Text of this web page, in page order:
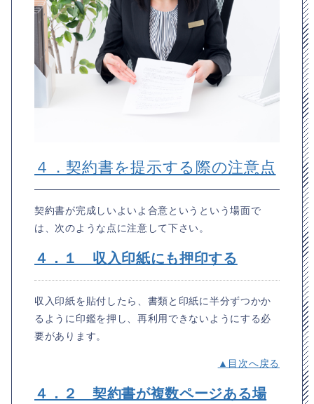
４．契約書を提示する際の注意点
契約書が完成しいよいよ合意というという場面で
は、次のような点に注意して下さい。
４．１ 収入印紙にも押印する
収入印紙を貼付したら、書類と印紙に半分ずつかか
るように印鑑を押し、再利用できないようにする必
要があります。
▲目次へ戻る
４．２ 契約書が複数ページある場